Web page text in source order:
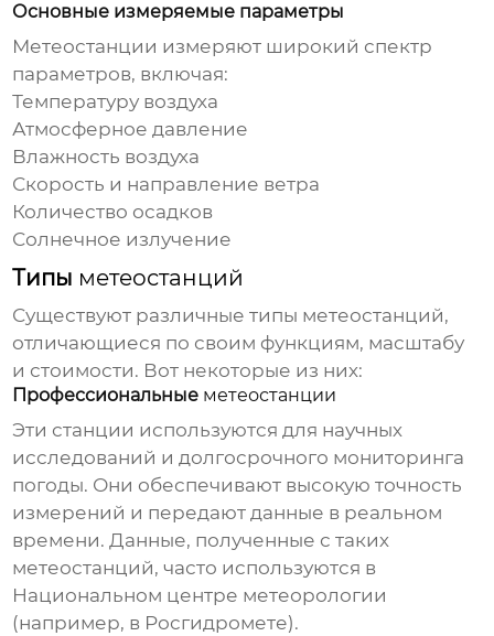
Основные измеряемые параметры
Метеостанции измеряют широкий спектр
параметров, включая:
Температуру воздуха
Атмосферное давление
Влажность воздуха
Скорость и направление ветра
Количество осадков
Солнечное излучение
Типы метеостанций
Существуют различные типы метеостанций,
отличающиеся по своим функциям, масштабу
и стоимости. Вот некоторые из них:
Профессиональные метеостанции
Эти станции используются для научных
исследований и долгосрочного мониторинга
погоды. Они обеспечивают высокую точность
измерений и передают данные в реальном
времени. Данные, полученные с таких
метеостанций, часто используются в
Национальном центре метеорологии
(например, в Росгидромете).